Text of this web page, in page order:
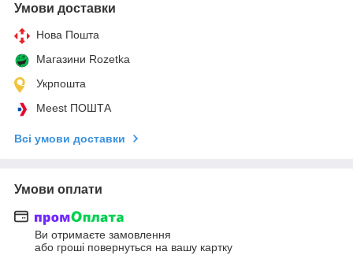
Умови доставки
Нова Пошта
Магазини Rozetka
Укрпошта
Meest ПОШТА
Всі умови доставки
Умови оплати
Ви отримаєте замовлення
або гроші повернуться на вашу картку